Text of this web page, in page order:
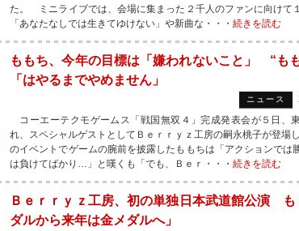
た。 ミニライブでは、会場に集まった２千人のファンに向けて
「あなたなしでは生きてゆけない」や新曲な・・・ 続きを読む
ももち、今年の目標は「嫌われないこと」 “も
「はやるまでやめません」
ニュース
コーエーテクモゲームス「戦国無双４」完成発表会が５日、
れ、スペシャルゲストとしてＢｅｒｒｙｚ工房の嗣永桃子が登
のイベントでゲームの腕前を披露したももちは「アクションでは
は負けてばかり…」と嘆くも「でも、Ｂｅｒ・・・ 続きを読む
Ｂｅｒｒｙｚ工房、初の単独日本武道館公演 も
ダルから来年は金メダルへ」